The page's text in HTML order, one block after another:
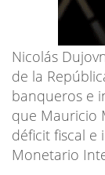
Nicolás
de la
banqueros e
que Mauricio
déficit fiscal e
Monetario